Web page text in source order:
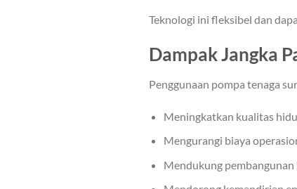
Teknologi ini fleksibel dan
Dampak Jangka
Penggunaan pompa tenaga
Meningkatkan kualitas
Mengurangi biaya
Mendukung